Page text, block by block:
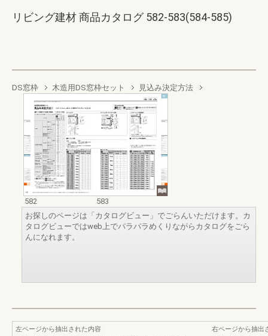
リビング建材 商品カタログ 582-583(584-585)
DS窓枠 木造用DS窓枠セット 見込み決定方法
582
583
お探しのページは「カタログビュー」でごらんいただけます。カ
タログビューではweb上でパラパラめくりながらカタログをごら
んになれます。
左ページから抽出された内容
右ページから抽出